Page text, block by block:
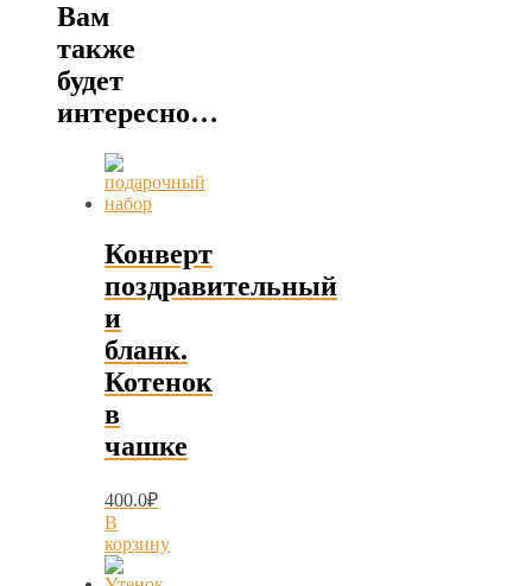
Вам
также
будет
интересно…
Конверт
поздравительный
и
бланк.
Котенок
в
чашке
400.0₽
В
корзину